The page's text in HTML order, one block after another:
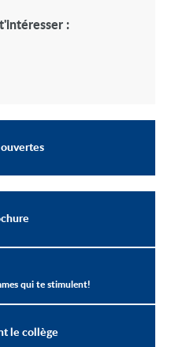
:
qui te stimulent!
le collège